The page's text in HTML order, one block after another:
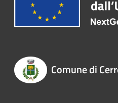
Comune di